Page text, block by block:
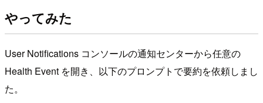
やってみた
User Notifications コンソールの通知センターから任意の
Health Event を開き、以下のプロンプトで要約を依頼しまし
た。